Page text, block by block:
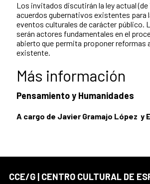
Los invitados discutirán la ley actual (de
acuerdos gubernativos existentes para
eventos culturales de carácter público.
serán actores fundamentales en el
abierto que permita proponer reformas
existente.
Más información
Pensamiento y Humanidades
A cargo de Javier Gramajo López y
CCE/G | CENTRO CULTURAL DE